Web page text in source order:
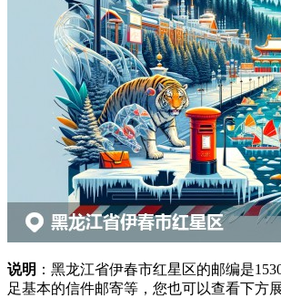
说明 ：黑龙江省伊春市红星区的邮编是
足基本的信件邮寄等，您也可以查看下方